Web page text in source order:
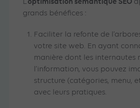
L’
grands bénéfices :
Faciliter la refonte de
votre site web. En ayant
manière dont les internautes
l’information, vous pouvez
structure (catégories, menu,
avec leurs pratiques.